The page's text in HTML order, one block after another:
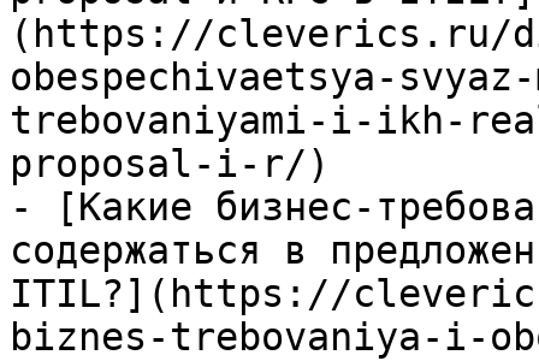
(https://cleverics.ru/
obespechivaetsya-
trebovaniyami-i-ikh-
proposal-i-r/)
- [Какие бизнес-
содержаться в
ITIL?](https://
biznes-trebovaniya-i-